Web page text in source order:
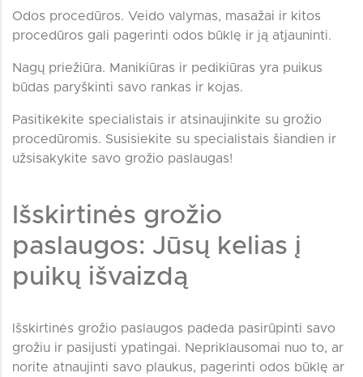
Odos procedūros. Veido valymas, masažai ir kitos
procedūros gali pagerinti odos būklę ir ją atjauninti.
Nagų priežiūra. Manikiūras ir pedikiūras yra puikus
būdas paryškinti savo rankas ir kojas.
Pasitikėkite specialistais ir atsinaujinkite su grožio
procedūromis. Susisiekite su specialistais šiandien ir
užsisakykite savo grožio paslaugas!
Išskirtinės grožio
paslaugos: Jūsų kelias į
puikų išvaizdą
Išskirtinės grožio paslaugos padeda pasirūpinti savo
grožiu ir pasijusti ypatingai. Nepriklausomai nuo to, ar
norite atnaujinti savo plaukus, pagerinti odos būklę ar